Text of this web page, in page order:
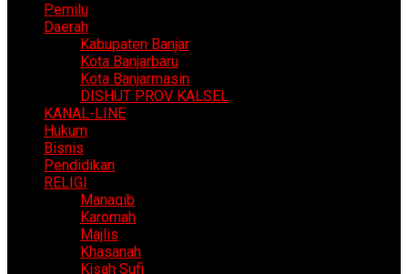
Pemilu
Daerah
Kabupaten Banjar
Kota Banjarbaru
Kota Banjarmasin
DISHUT PROV KALSEL
KANAL-LINE
Hukum
Bisnis
Pendidikan
RELIGI
Manaqib
Karomah
Majlis
Khasanah
Kisah Sufi